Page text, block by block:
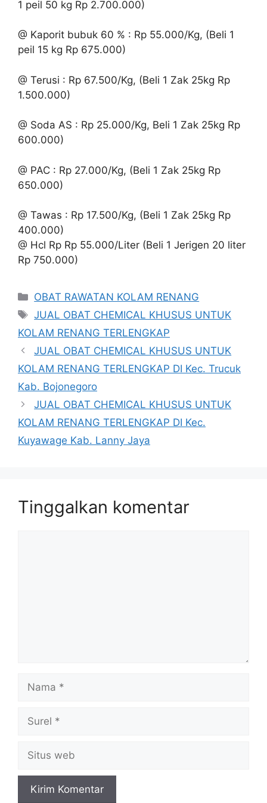
1 peil 50 kg Rp 2.700.000)
@ Kaporit bubuk 60 % : Rp 55.000/Kg, (Beli 1
peil 15 kg Rp 675.000)
@ Terusi : Rp 67.500/Kg, (Beli 1 Zak 25kg Rp
1.500.000)
@ Soda AS : Rp 25.000/Kg, Beli 1 Zak 25kg Rp
600.000)
@ PAC : Rp 27.000/Kg, (Beli 1 Zak 25kg Rp
650.000)
@ Tawas : Rp 17.500/Kg, (Beli 1 Zak 25kg Rp
400.000)
@ Hcl Rp Rp 55.000/Liter (Beli 1 Jerigen 20 liter
Rp 750.000)
Kategori
OBAT RAWATAN KOLAM RENANG
Tag
JUAL OBAT CHEMICAL KHUSUS UNTUK
KOLAM RENANG TERLENGKAP
JUAL OBAT CHEMICAL KHUSUS UNTUK
KOLAM RENANG TERLENGKAP DI Kec. Trucuk
Kab. Bojonegoro
JUAL OBAT CHEMICAL KHUSUS UNTUK
KOLAM RENANG TERLENGKAP DI Kec.
Kuyawage Kab. Lanny Jaya
Tinggalkan komentar
Nama
Surel
Situs
web